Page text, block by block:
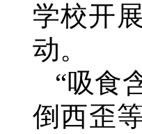
学校开
动。
“吸食
倒西歪